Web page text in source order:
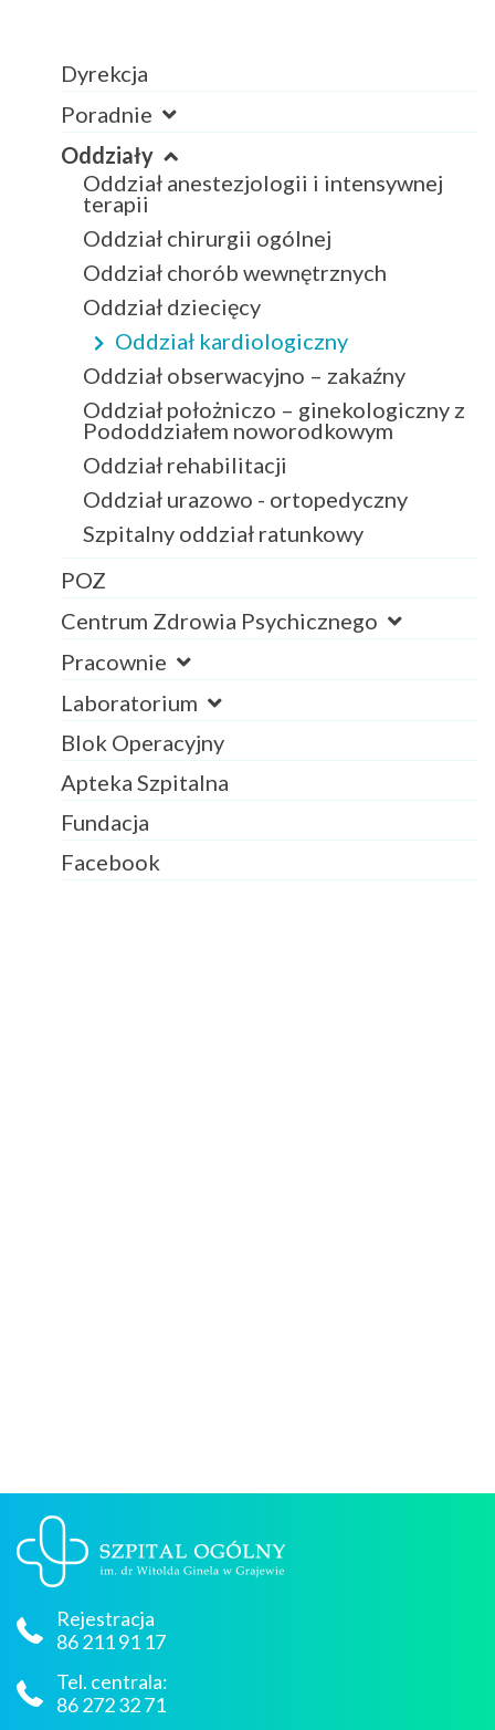
Dyrekcja
Poradnie
Oddziały
Oddział anestezjologii i intensywnej
terapii
Oddział chirurgii ogólnej
Oddział chorób wewnętrznych
Oddział dziecięcy
Oddział kardiologiczny
Oddział obserwacyjno – zakaźny
Oddział położniczo – ginekologiczny z
Pododdziałem noworodkowym
Oddział rehabilitacji
Oddział urazowo - ortopedyczny
Szpitalny oddział ratunkowy
POZ
Centrum Zdrowia Psychicznego
Pracownie
Laboratorium
Blok Operacyjny
Apteka Szpitalna
Fundacja
Facebook
Rejestracja
86 211 91 17
Tel. centrala:
86 272 32 71